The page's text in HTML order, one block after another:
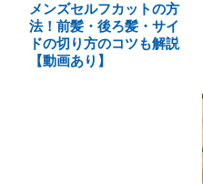
メンズセルフカットの方
法！前髪・後ろ髪・サイ
ドの切り方のコツも解説
【動画あり】